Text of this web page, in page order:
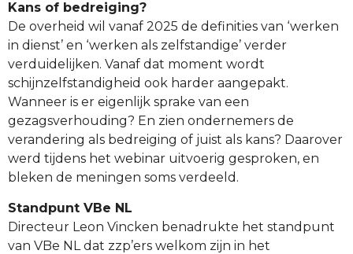
Kans of bedreiging?
De overheid wil vanaf 2025 de definities van ‘werken
in dienst’ en ‘werken als zelfstandige’ verder
verduidelijken. Vanaf dat moment wordt
schijnzelfstandigheid ook harder aangepakt.
Wanneer is er eigenlijk sprake van een
gezagsverhouding? En zien ondernemers de
verandering als bedreiging of juist als kans? Daarover
werd tijdens het webinar uitvoerig gesproken, en
bleken de meningen soms verdeeld.
Standpunt VBe NL
Directeur Leon Vincken benadrukte het standpunt
van VBe NL dat zzp’ers welkom zijn in het